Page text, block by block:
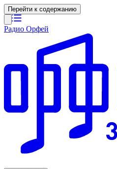
Перейти к содержанию
Радио Орфей